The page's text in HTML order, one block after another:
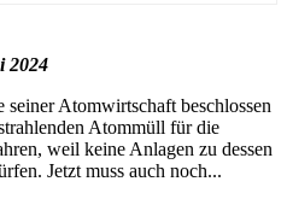
2024
Atomwirtschaft beschlossen
Atommüll für die
weil keine Anlagen zu dessen
Jetzt muss auch noch...